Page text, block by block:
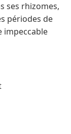
ses rhizomes,
périodes de
impeccable